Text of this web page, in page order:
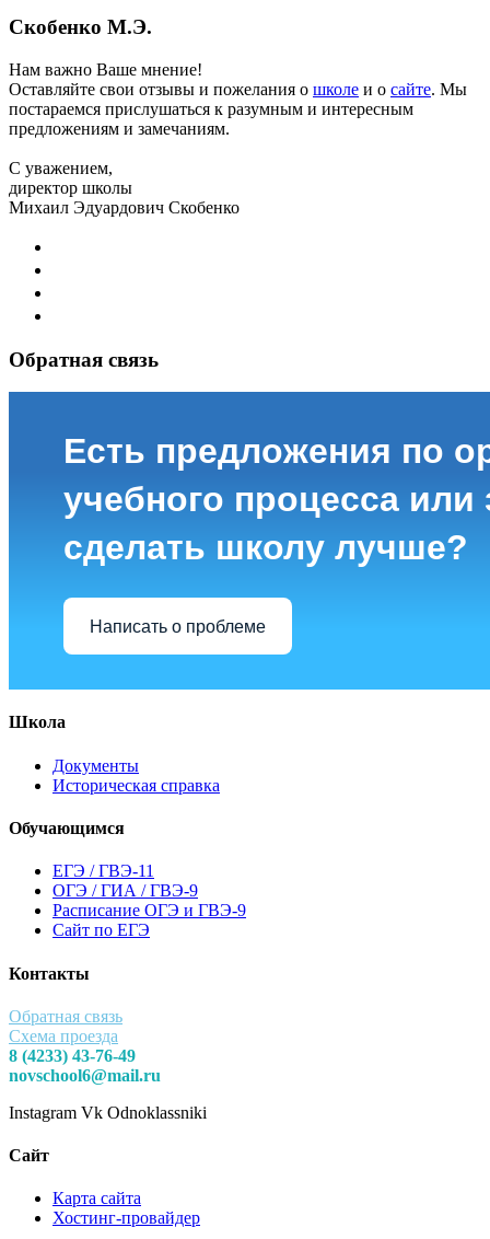
Скобенко М.Э.
Нам важно Ваше мнение!
Оставляйте свои отзывы и пожелания о школе и о сайте. Мы
постараемся прислушаться к разумным и интересным
предложениям и замечаниям.
С уважением,
директор школы
Михаил Эдуардович Скобенко
Обратная связь
Есть предложения по
учебного процесса или
сделать школу лучше?
Написать о проблеме
Школа
Документы
Историческая справка
Обучающимся
ЕГЭ / ГВЭ-11
ОГЭ / ГИА / ГВЭ-9
Расписание ОГЭ и ГВЭ-9
Сайт по ЕГЭ
Контакты
Обратная связь
Схема проезда
8 (4233) 43-76-49
novschool6@mail.ru
Instagram Vk Odnoklassniki
Сайт
Карта сайта
Хостинг-провайдер